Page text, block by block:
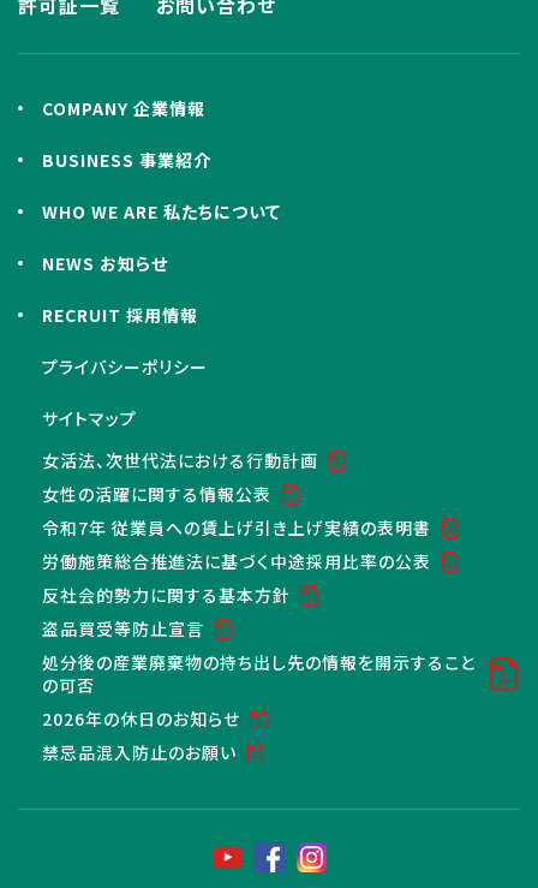
COMPANY 企業情報
BUSINESS 事業紹介
WHO WE ARE 私たちについて
NEWS お知らせ
RECRUIT 採用情報
プライバシーポリシー
サイトマップ
女活法、次世代法における行動計画
女性の活躍に関する情報公表
令和7年 従業員への賃上げ引き上げ実績の表明書
労働施策総合推進法に基づく中途採用比率の公表
反社会的勢力に関する基本方針
盗品買受等防止宣言
処分後の産業廃棄物の持ち出し先の情報を開示すること
の可否
2026年の休日のお知らせ
禁忌品混入防止のお願い